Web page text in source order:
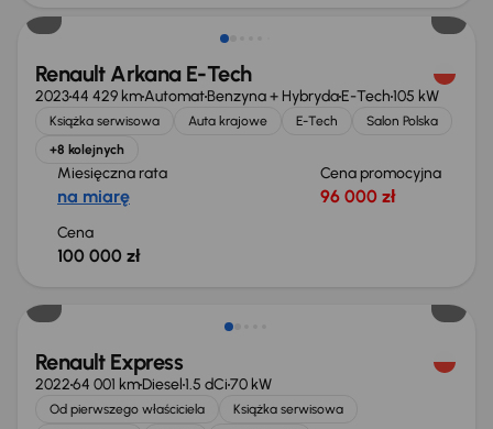
Renault Arkana E-Tech
202344 429 kmAutomatBenzyna + HybrydaE-Tech105 kW
Książka serwisowa Auta krajowe E-Tech
Salon Polska
+8 kolejnych
Miesięczna rata
na miarę
Cena promocyjna
96 000 zł
Cena
100 000 zł
Renault Express
202264 001 kmDiesel1.5 dCi70 kW
Od pierwszego właściciela
Książka serwisowa